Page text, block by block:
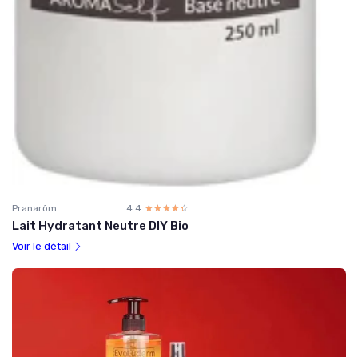
Pranarôm 4.4 ☆☆☆☆☆
★★★★★
Lait Hydratant Neutre DIY Bio
Voir le détail